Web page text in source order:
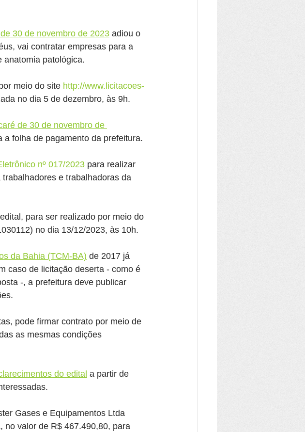
30 de novembro de 2023 adiou o
vai contratar empresas para a
anatomia patológica.
meio do site http://www.licitacoes-
no dia 5 de dezembro, às 9h.
de 30 de novembro de
folha de pagamento da prefeitura.
nº 017/2023 para realizar
e trabalhadoras da
para ser realizado por meio do
no dia 13/12/2023, às 10h.
da Bahia (TCM-BA) de 2017 já
caso de licitação deserta - como é
-, a prefeitura deve publicar
pode firmar contrato por meio de
as mesmas condições
do edital a partir de
Gases e Equipamentos Ltda
no valor de R$ 467.490,80, para